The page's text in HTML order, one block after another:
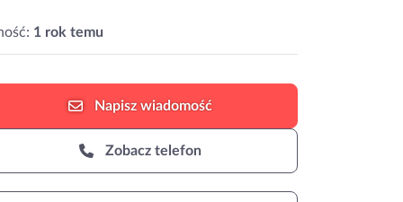
1 rok temu
Napisz wiadomość
Zobacz telefon